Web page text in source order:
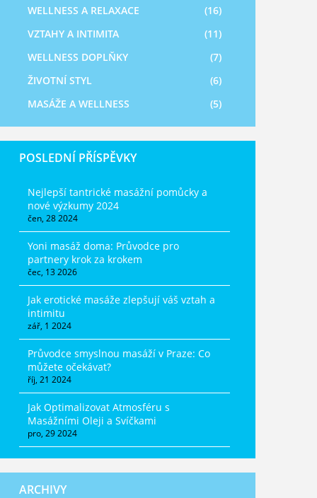
WELLNESS A RELAXACE
(16)
VZTAHY A INTIMITA
(11)
WELLNESS DOPLŇKY
(7)
ŽIVOTNÍ STYL
(6)
MASÁŽE A WELLNESS
(5)
POSLEDNÍ PŘÍSPĚVKY
Nejlepší tantrické masážní pomůcky a
nové výzkumy 2024
čen, 28 2024
Yoni masáž doma: Průvodce pro
partnery krok za krokem
čec, 13 2026
Jak erotické masáže zlepšují váš vztah a
intimitu
zář, 1 2024
Průvodce smyslnou masáží v Praze: Co
můžete očekávat?
říj, 21 2024
Jak Optimalizovat Atmosféru s
Masážními Oleji a Svíčkami
pro, 29 2024
ARCHIVY